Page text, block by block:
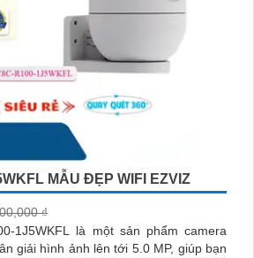
MẪU ĐẸP WIFI EZVIZ
₫
1J5WKFL là một sản phẩm camera
giải hình ảnh lên tới 5.0 MP, giúp bạn